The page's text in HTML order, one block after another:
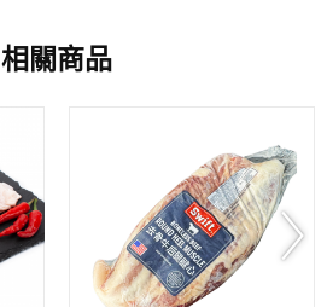
相關商品